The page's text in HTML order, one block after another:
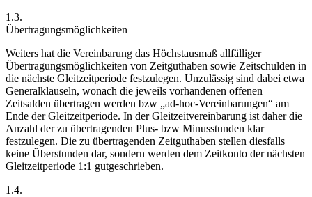
1.3.
Übertragungsmöglichkeiten
Weiters hat die Vereinbarung das Höchstausmaß allfälliger
Übertragungsmöglichkeiten von Zeitguthaben sowie Zeitschulden in
die nächste Gleitzeitperiode festzulegen. Unzulässig sind dabei etwa
Generalklauseln, wonach die jeweils vorhandenen offenen
Zeitsalden übertragen werden bzw „ad-hoc-Vereinbarungen“ am
Ende der Gleitzeitperiode. In der Gleitzeitvereinbarung ist daher die
Anzahl der zu übertragenden Plus- bzw Minusstunden klar
festzulegen. Die zu übertragenden Zeitguthaben stellen diesfalls
keine Überstunden dar, sondern werden dem Zeitkonto der nächsten
Gleitzeitperiode 1:1 gutgeschrieben.
1.4.